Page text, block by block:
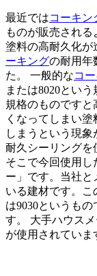
最近ではコーキン
ものが販売される
塗料の高耐久化が
ーキングの耐用年
た。 一般的なコ
または8020とい
規格のものですと
くなってしまい
しまうという現
耐久シーリングを
そこで今回使用し
ー」です。当社と
いる建材です。こ
は9030というも
す。 大手ハウス
が使用されていま